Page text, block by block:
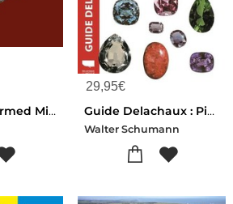
Atlas Of Deformed Minerals And Rocks
29,95€
Guide Delachaux : Pierres Precieuses : Fines Et Ornementales
Walter Schumann